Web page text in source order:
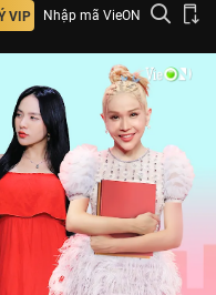
VIP Nhập mã VieON